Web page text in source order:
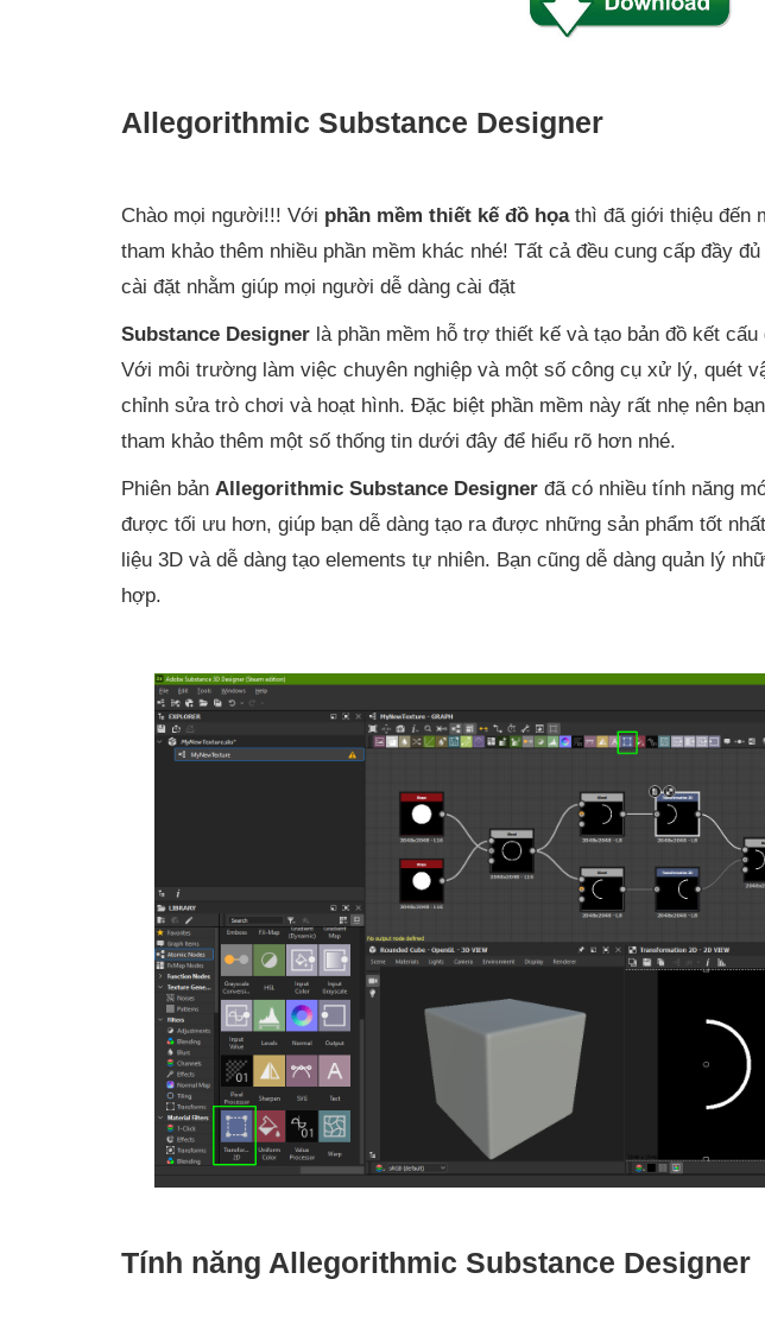
Allegorithmic Substance Designer
Chào mọi người!!! Với phần mềm thiết kế đồ họathì đã giới thiệu đến
tham khảo thêm nhiều phần mềm khác nhé! Tất cả đều cung cấp đầy
cài đặt nhằm giúp mọi người dễ dàng cài đặt
Substance Designer là phần mềm hỗ trợ thiết kế và tạo bản đồ kết
Với môi trường làm việc chuyên nghiệp và một số công cụ xử lý, quét
chỉnh sửa trò chơi và hoạt hình. Đặc biệt phần mềm này rất nhẹ nên
tham khảo thêm một số thống tin dưới đây để hiểu rõ hơn nhé.
Phiên bản Allegorithmic Substance Designer đã có nhiều tính năng
được tối ưu hơn, giúp bạn dễ dàng tạo ra được những sản phẩm tốt
liệu 3D và dễ dàng tạo elements tự nhiên. Bạn cũng dễ dàng quản lý
hợp.
Tính năng Allegorithmic Substance Designer